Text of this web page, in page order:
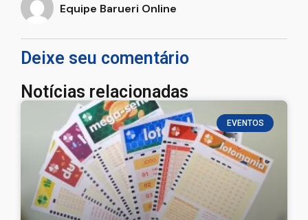
Equipe Barueri Online
Deixe seu comentário
Notícias relacionadas
EVENTOS